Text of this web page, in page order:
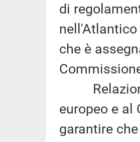
di
nell'Atlantico
che è
Relazione
europeo e al
garantire